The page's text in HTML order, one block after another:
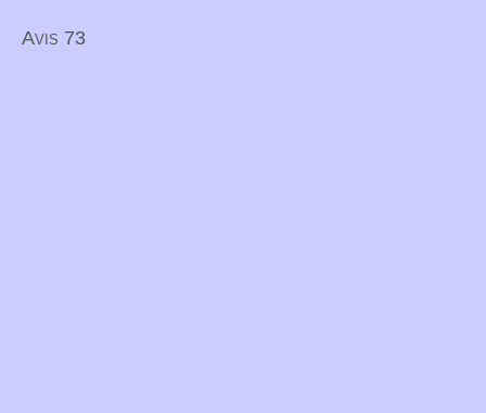
Avis 73